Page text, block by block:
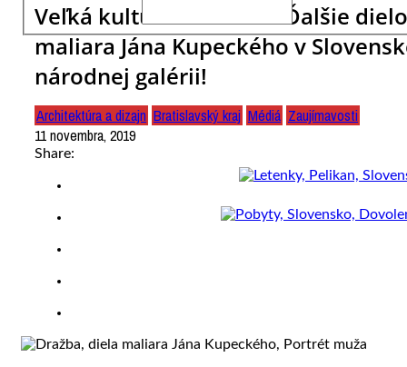
Veľká kultúrna udalosť: Ďalšie dielo
maliara Jána Kupeckého v
národnej galérii!
Architektúra a dizajn Bratislavský kraj Médiá Zaujímavosti
11 novembra, 2019
Share: